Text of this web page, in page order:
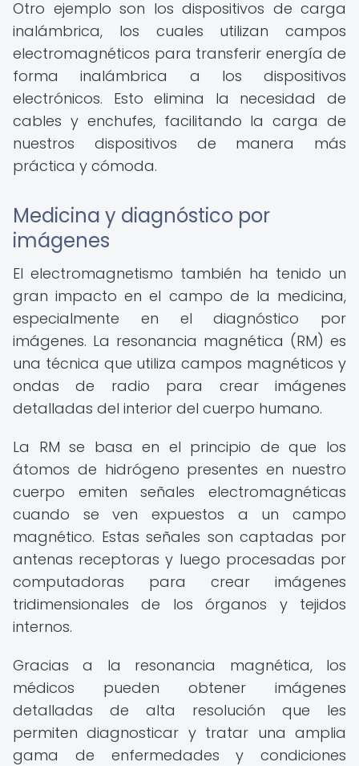
Otro ejemplo son los dispositivos de carga
inalámbrica, los cuales utilizan campos
electromagnéticos para transferir energía de
forma inalámbrica a los dispositivos
electrónicos. Esto elimina la necesidad de
cables y enchufes, facilitando la carga de
nuestros dispositivos de manera más
práctica y cómoda.
Medicina y diagnóstico por
imágenes
El electromagnetismo también ha tenido un
gran impacto en el campo de la medicina,
especialmente en el diagnóstico por
imágenes. La resonancia magnética (RM) es
una técnica que utiliza campos magnéticos y
ondas de radio para crear imágenes
detalladas del interior del cuerpo humano.
La RM se basa en el principio de que los
átomos de hidrógeno presentes en nuestro
cuerpo emiten señales electromagnéticas
cuando se ven expuestos a un campo
magnético. Estas señales son captadas por
antenas receptoras y luego procesadas por
computadoras para crear imágenes
tridimensionales de los órganos y tejidos
internos.
Gracias a la resonancia magnética, los
médicos pueden obtener imágenes
detalladas de alta resolución que les
permiten diagnosticar y tratar una amplia
gama de enfermedades y condiciones